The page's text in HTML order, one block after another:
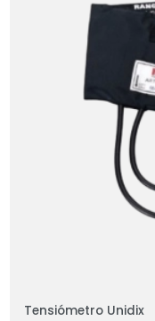
Tensiómetro Unidix